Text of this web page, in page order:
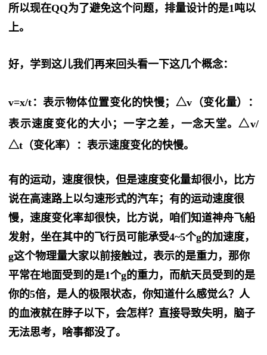
所以现在QQ为了避免这个问题，排量设计的是1吨以
上。
好，学到这儿我们再来回头看一下这几个概念：
v=x/t：表示物体位置变化的快慢； △v（变化量）：
表示速度变化的大小； 一字之差，一念天堂。 △v/
△t（变化率）：表示速度变化的快慢。
有的运动，速度很快，但是速度变化量却很小，比方
说在高速路上以匀速形式的汽车；有的运动速度很
慢，速度变化率却很快，比方说，咱们知道神舟飞船
发射，坐在其中的飞行员可能承受4~5个g的加速度，
g这个物理量大家以前接触过，表示的是重力，那你
平常在地面受到的是1个g的重力，而航天员受到的是
你的5倍，是人的极限状态，你知道什么感觉么？人
的血液就在脖子以下，会怎样？直接导致失明，脑子
无法思考，啥事都没了。